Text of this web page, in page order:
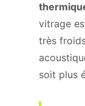
vitrage
très
soit plus